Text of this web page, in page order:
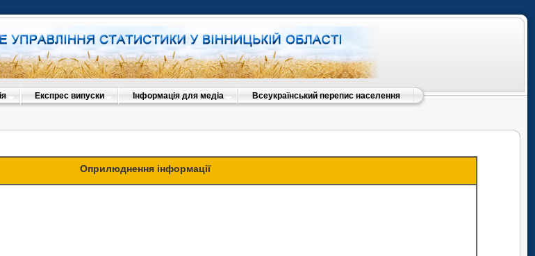
Експрес випуски Інформація для медіа Всеукраїнський перепис населення
Оприлюднення інформації